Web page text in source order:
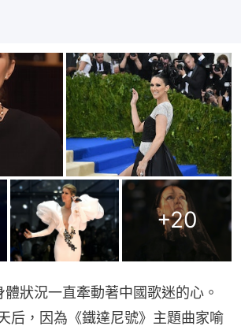
+20
狀況一直牽動著中國歌迷的心。
后，因為《鐵達尼號》主題曲家喻